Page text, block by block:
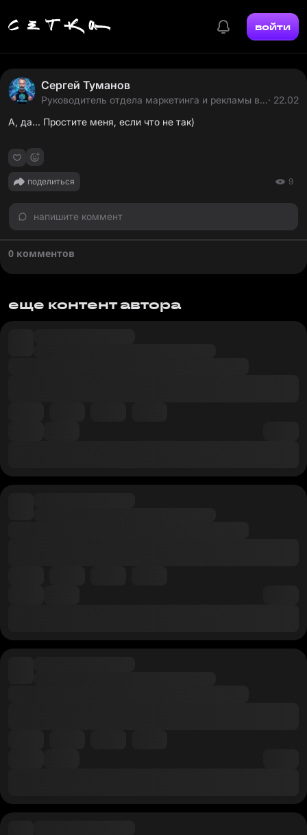
войти
Сергей Туманов
Руководитель отдела маркетинга и рекламы в
· 22.02
А, да... Простите меня, если что не так)
поделиться 9
напишите коммент
0 комментов
еще контент автора